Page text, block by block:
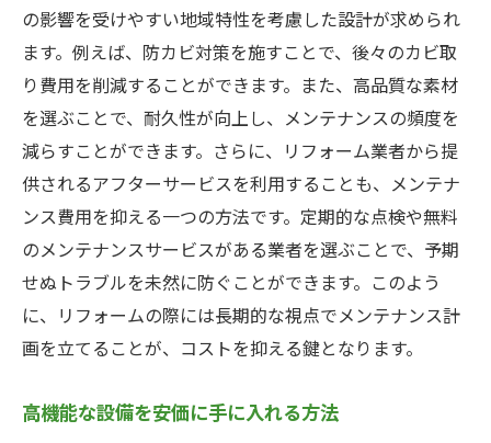
の影響を受けやすい地域特性を考慮した設計が求められ
ます。例えば、防カビ対策を施すことで、後々のカビ取
り費用を削減することができます。また、高品質な素材
を選ぶことで、耐久性が向上し、メンテナンスの頻度を
減らすことができます。さらに、リフォーム業者から提
供されるアフターサービスを利用することも、メンテナ
ンス費用を抑える一つの方法です。定期的な点検や無料
のメンテナンスサービスがある業者を選ぶことで、予期
せぬトラブルを未然に防ぐことができます。このよう
に、リフォームの際には長期的な視点でメンテナンス計
画を立てることが、コストを抑える鍵となります。
高機能な設備を安価に手に入れる方法